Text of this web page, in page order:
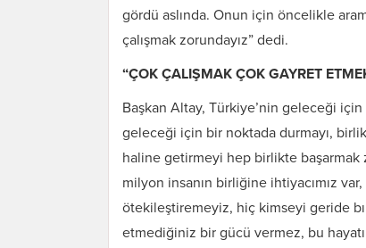
gördü aslında. Onun için öncelikle
çalışmak zorundayız” dedi.
“ÇOK ÇALIŞMAK ÇOK GAYRET
Başkan Altay, Türkiye’nin geleceği
geleceği için bir noktada durmayı,
haline getirmeyi hep birlikte başarmak
milyon insanın birliğine ihtiyacımız
ötekileştiremeyiz, hiç kimseyi geride
etmediğiniz bir gücü vermez, bu